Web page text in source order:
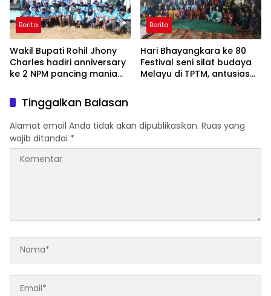
Berita
Wakil Bupati Rohil Jhony
Charles hadiri anniversary
ke 2 NPM pancing mania
diikuti 1154 peserta dari
berbagai wilayah di pulau
sumatera
Berita
Hari Bhayangkara ke 80
Festival seni silat budaya
Melayu di TPTM, antusias
kabupaten Rohil
Tinggalkan Balasan
Alamat email Anda tidak akan dipublikasikan. Ruas yang
wajib ditandai *